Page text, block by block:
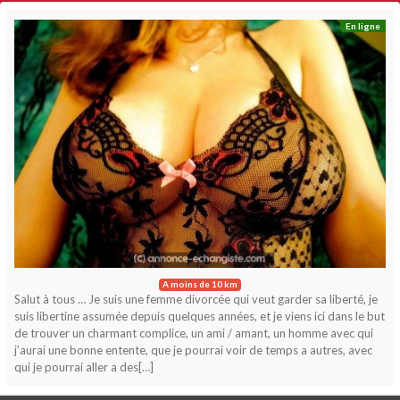
En ligne
A moins de 10 km
Salut à tous … Je suis une femme divorcée qui veut garder sa liberté, je
suis libertine assumée depuis quelques années, et je viens ici dans le but
de trouver un charmant complice, un ami / amant, un homme avec qui
j’aurai une bonne entente, que je pourrai voir de temps a autres, avec
qui je pourrai aller a des[…]